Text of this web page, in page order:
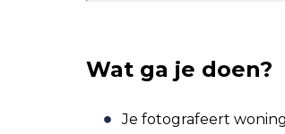
Wat ga je doen?
Je fotografeert